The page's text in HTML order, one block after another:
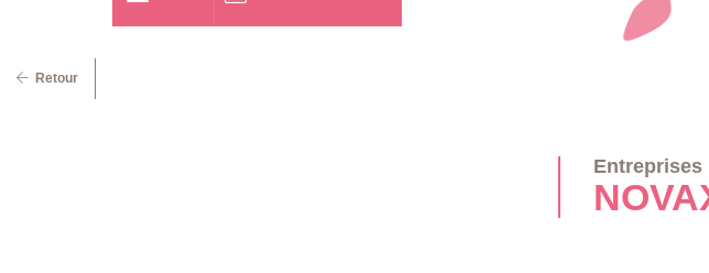
Entreprises
Retour